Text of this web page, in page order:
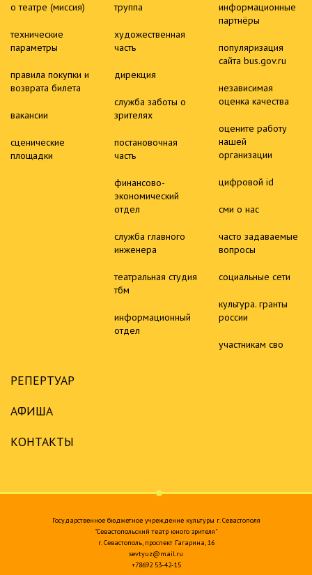
о театре (миссия)
технические
параметры
правила покупки и
возврата билета
вакансии
сценические
площадки
труппа
художественная
часть
дирекция
служба заботы о
зрителях
постановочная
часть
финансово-
экономический
отдел
служба главного
инженера
театральная студия
тбм
информационный
отдел
информационные
партнёры
популяризация
сайта bus.gov.ru
независимая
оценка качества
оцените работу
нашей
организации
цифровой id
сми о нас
часто задаваемые
вопросы
социальные сети
культура. гранты
россии
участникам сво
РЕПЕРТУАР
АФИША
КОНТАКТЫ
Государственное бюджетное учреждение культуры г. Севастополя
"Севастопольский театр юного зрителя"
г. Севастополь, проспект Гагарина, 16
sevtyuz@mail.ru
+78692 53-42-15